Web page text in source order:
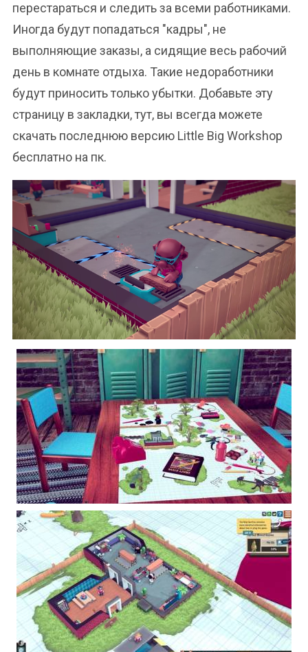
перестараться и следить за всеми работниками.
Иногда будут попадаться "кадры", не
выполняющие заказы, а сидящие весь рабочий
день в комнате отдыха. Такие недоработники
будут приносить только убытки. Добавьте эту
страницу в закладки, тут, вы всегда можете
скачать последнюю версию Little Big Workshop
бесплатно на пк.